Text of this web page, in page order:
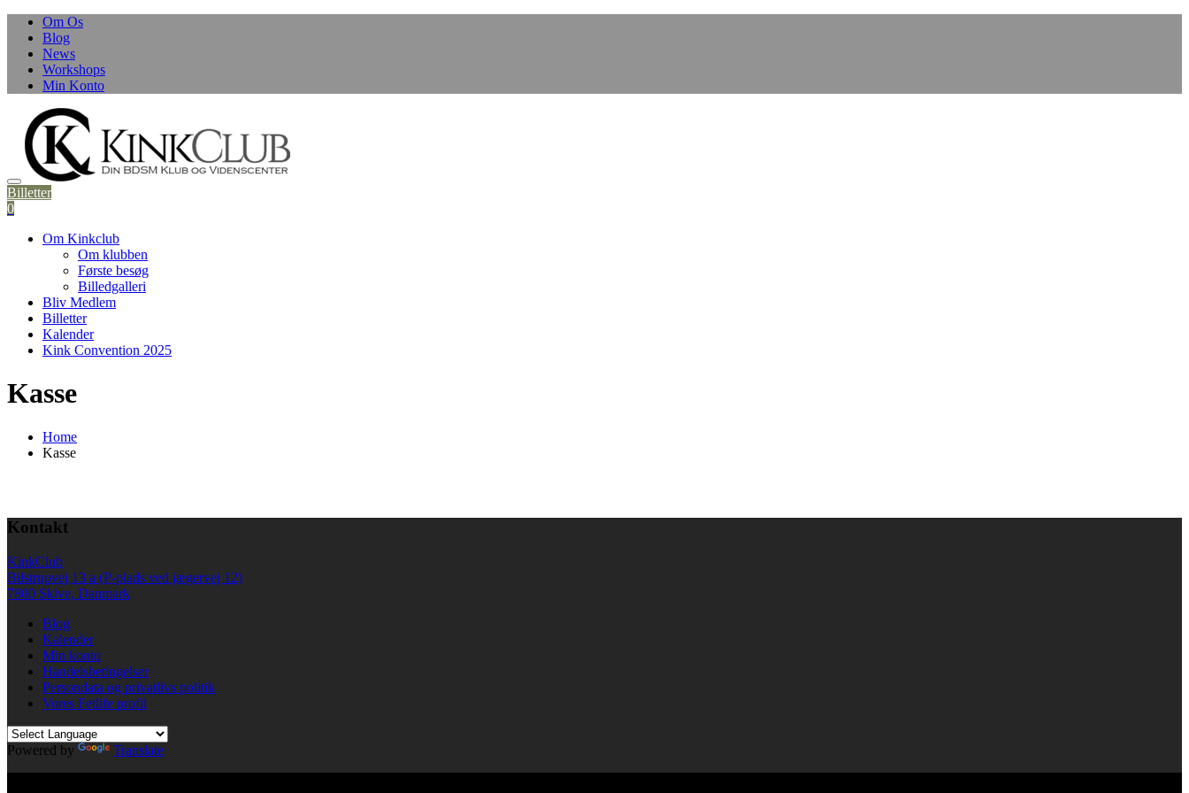
Skip
content
Om Os
Blog
News
Workshops
Min Konto
Billetter
0
Om Kinkclub
Om klubben
Første besøg
Billedgalleri
Bliv Medlem
Billetter
Kalender
Kink Convention 2025
Kasse
Home
Kasse
Kontakt
KinkClub
Bilstrupvej 13 a (P-plads ved jægervej 12)
7800 Skive, Danmark
Blog
Kalender
Min konto
Handelsbetingelser
Persondata og privatlivs politik
Vores Fetlife profil
Powered by
Translate